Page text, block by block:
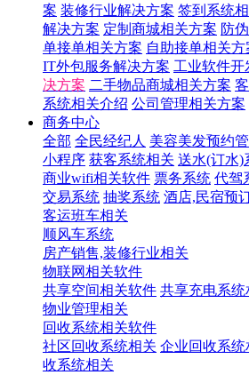
案 装修行业解决方案 签到系统
解决方案 定制商城相关方案 防
单接单相关方案 自助接单相关方
IT外包服务解决方案 工业软件开
决方案 二手物品商城相关方案
系统相关介绍 公司管理相关方案
商务中心
全部 全民经纪人 美容美发预约
小程序 获客系统相关 送水(订水)
商业wifi相关软件 票务系统 代驾
交易系统 抽奖系统 酒店,民宿预
客运班车相关
顺风车系统
房产销售,装修行业相关
物联网相关软件
共享空间相关软件 共享充电系统
物业管理相关
回收系统相关软件
社区回收系统相关 企业回收系统
收系统相关